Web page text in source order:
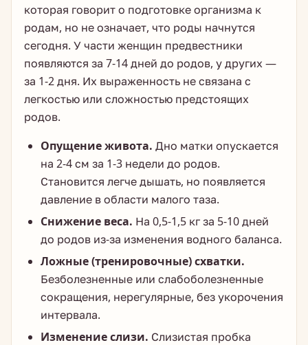
которая говорит о подготовке организма к
родам, но не означает, что роды начнутся
сегодня. У части женщин предвестники
появляются за 7-14 дней до родов, у других —
за 1-2 дня. Их выраженность не связана с
легкостью или сложностью предстоящих
родов.
Опущение живота. Дно матки опускается
на 2-4 см за 1-3 недели до родов.
Становится легче дышать, но появляется
давление в области малого таза.
Снижение веса. На 0,5-1,5 кг за 5-10 дней
до родов из-за изменения водного баланса.
Ложные (тренировочные) схватки.
Безболезненные или слабоболезненные
сокращения, нерегулярные, без укорочения
интервала.
Изменение слизи. Слизистая пробка